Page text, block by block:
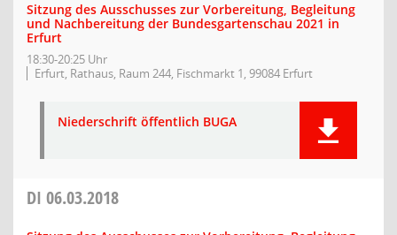
Sitzung des Ausschusses zur Vorbereitung, Begleitung
und Nachbereitung der Bundesgartenschau 2021 in
Erfurt
18:30-20:25 Uhr
Erfurt, Rathaus, Raum 244, Fischmarkt 1, 99084 Erfurt
Niederschrift öffentlich BUGA
DI 06.03.2018